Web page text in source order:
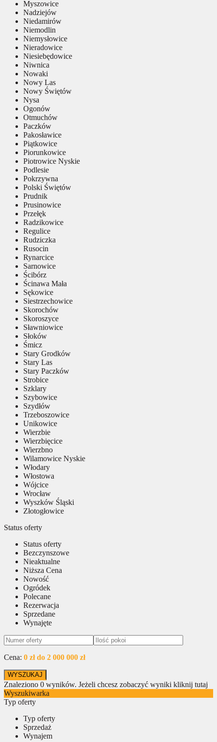
Myszowice
Nadziejów
Niedamirów
Niemodlin
Niemysłowice
Nieradowice
Niesiebędowice
Niwnica
Nowaki
Nowy Las
Nowy Świętów
Nysa
Ogonów
Otmuchów
Paczków
Pakosławice
Piątkowice
Piorunkowice
Piotrowice Nyskie
Podlesie
Pokrzywna
Polski Świętów
Prudnik
Prusinowice
Przełęk
Radzikowice
Regulice
Rudziczka
Rusocin
Rynarcice
Sarnowice
Ścibórz
Ścinawa Mała
Sękowice
Siestrzechowice
Skorochów
Skoroszyce
Sławniowice
Słoków
Śmicz
Stary Grodków
Stary Las
Stary Paczków
Strobice
Szklary
Szybowice
Szydłów
Trzeboszowice
Unikowice
Wierzbie
Wierzbięcice
Wierzbno
Wilamowice Nyskie
Włodary
Włostowa
Wójcice
Wrocław
Wyszków Śląski
Złotogłowice
Status oferty
Status oferty
Bezczynszowe
Nieaktualne
Niższa Cena
Nowość
Ogródek
Polecane
Rezerwacja
Sprzedane
Wynajęte
Cena: 0 zł do 2 000 000 zł
Znaleziono 0 wyników. Jeżeli chcesz zobaczyć wyniki kliknij tutaj
Wyszukiwarka
Typ oferty
Typ oferty
Sprzedaż
Wynajem